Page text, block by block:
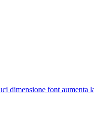
aumenta